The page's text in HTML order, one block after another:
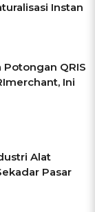
Instan
Potongan QRIS
Ini
Alat
Pasar